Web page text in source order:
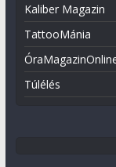
Kaliber Magazin
TattooMánia
Túlélés